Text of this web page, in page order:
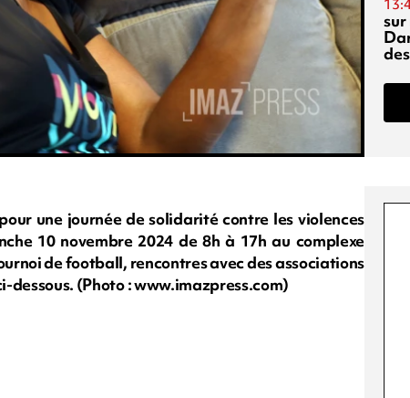
une journée de solidarité contre les violences
10 novembre 2024 de 8h à 17h au complexe
de football, rencontres avec des associations
dessous. (Photo : www.imazpress.com)
sur